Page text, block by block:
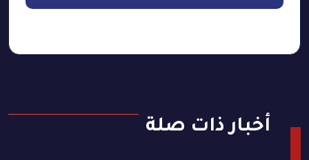
أخبار ذات صلة